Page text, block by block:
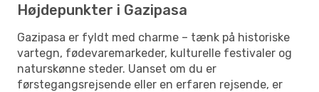
Højdepunkter i Gazipasa
Gazipasa er fyldt med charme – tænk på historiske
vartegn, fødevaremarkeder, kulturelle festivaler og
naturskønne steder. Uanset om du er
førstegangsrejsende eller en erfaren rejsende, er